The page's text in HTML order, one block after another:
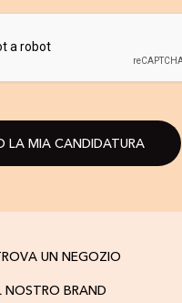
LA MIA CANDIDATURA
UN NEGOZIO
NOSTRO BRAND